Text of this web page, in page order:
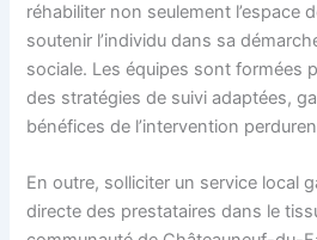
réhabiliter non seulement l’espace
soutenir l’individu dans sa
sociale. Les équipes sont formées
des stratégies de suivi adaptées,
bénéfices de l’intervention
En outre, solliciter un service local
directe des prestataires dans le